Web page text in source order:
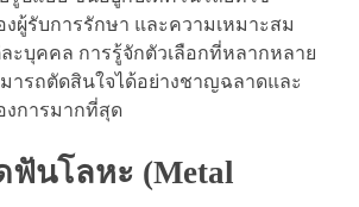
ผู้รับการรักษา และความเหมาะสม
ะบุคคล การรู้จักตัวเลือกที่หลากหลาย
ารถตัดสินใจได้อย่างชาญฉลาดและ
งการมากที่สุด
ฟันโลหะ (Metal